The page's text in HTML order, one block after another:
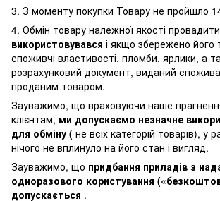
3. З моменту покупки Товару не пройшло
4. Обмін товару належної якості
використовувався і якщо збережено його
споживчі властивості, пломби, ярлики, а
розрахунковий документ, виданий
проданим товаром.
Зауважимо, що враховуючи наше
клієнтам, ми допускаємо незначне
для обміну ( не всіх категорій товарів), у
нічого не вплинуло на його стан і вигляд.
Зауважимо, що придбання приладів з
одноразового користування
допускається .